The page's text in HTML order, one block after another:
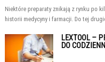
Niektóre preparaty znikają z rynku po
historii medycyny i farmacji. Do tej
LEXTOOL –
DO